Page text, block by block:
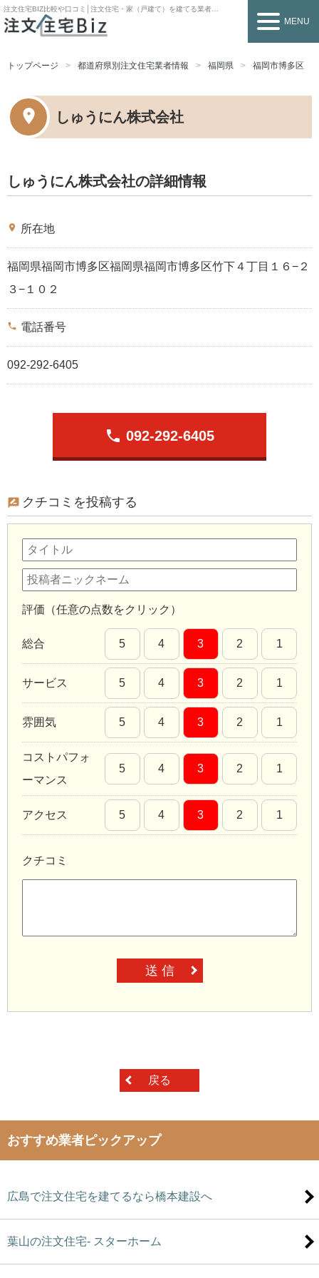
注文住宅BIZ比較や口コミ│注文住宅・家（戸建て）を建てる業者を探すなら
MENU
トップページ 都道府県別注文住宅業者情報 福岡県 福岡市博多区
しゅうにん株式会社
しゅうにん株式会社の詳細情報
place 所在地
福岡県福岡市博多区福岡県福岡市博多区竹下４丁目１６−２
３−１０２
phone 電話番号
092-292-6405
phone 092-292-6405
クチコミを投稿する
評価（任意の点数をクリック）
総合 5 4 3 2 1
サービス 5 4 3 2 1
雰囲気 5 4 3 2 1
コストパフォ
ーマンス
5 4 3 2 1
アクセス 5 4 3 2 1
クチコミ
送 信
戻る
おすすめ業者ピックアップ
広島で注文住宅を建てるなら橋本建設へ
葉山の注文住宅- スターホーム